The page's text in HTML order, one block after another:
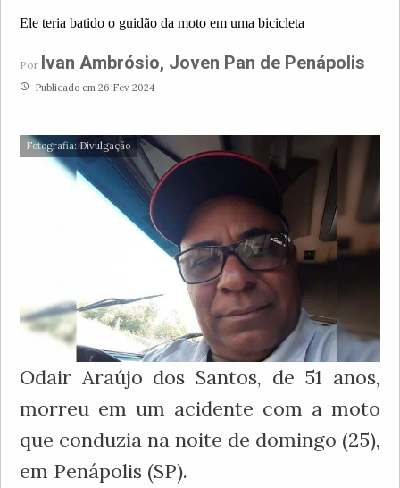
Ele teria batido o guidão da moto em uma bicicleta
Por Ivan Ambrósio, Joven Pan de Penápolis
access_time Publicado em 26 Fev 2024
Fotografia: Divulgação
Odair Araújo dos Santos, de 51 anos,
morreu em um acidente com a moto
que conduzia na noite de domingo (25),
em Penápolis (SP).